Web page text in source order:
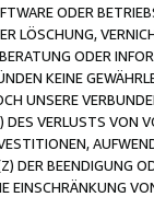
ODER
LÖSCHUNG,
ODER
KEINE
UNSERE
VERLUSTS VON
DER BEENDIGUNG
EINSCHRÄNKUNG